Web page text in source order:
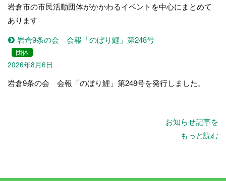
岩倉市の市民活動団体がかかわるイベントを中心にまとめて
あります
岩倉9条の会 会報「のぼり鯉」第248号
団体
2026年8月6日
岩倉9条の会 会報「のぼり鯉」第248号を発行しました。
お知らせ記事を
もっと読む